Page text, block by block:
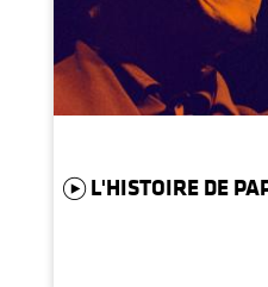
L'HISTOIRE DE